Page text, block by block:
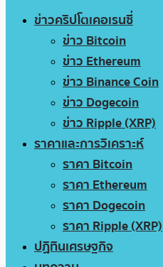
ข่าวคริปโตเคอเรนซี่
ข่าว Bitcoin
ข่าว Ethereum
ข่าว Binance Coin
ข่าว Dogecoin
ข่าว Ripple (XRP)
ราคาและการวิเคราะห์
ราคา Bitcoin
ราคา Ethereum
ราคา Dogecoin
ราคา Ripple (XRP)
ปฏิทินเศรษฐกิจ